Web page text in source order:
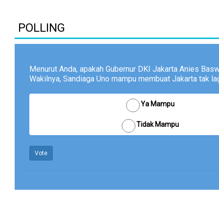
POLLING
Menurut Anda, apakah Gubernur DKI Jakarta Anies
Wakilnya, Sandiaga Uno mampu membuat Jakarta tak
Ya Mampu
Tidak Mampu
Vote